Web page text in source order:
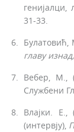
генијалци,
31-33.
Булатовић,
главуизнад,
Вебер, М.,
Службени
Влајки.
(интервју),